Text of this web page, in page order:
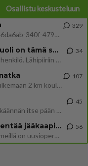
Osallistu keskusteluun
https://www.iltalehti.fi/viihdeuutiset/a/c46da6ab-340f-4790-aaa7-0865eed2336 Yrityksen konkurssihakemus on tullut kärä
329
Tiesitkö? Martina Aitolehden isäpuoli on tämä suosittu laulaja
Martina Aitolehti on seurattu julkisuuden henkilö. Lähipiiriin mahtuu muitakin tunnettuja henkilöitä. Tiesitkö, että Ma
34
Hesarissa päivitellään lapset joutuu nyt kulkemaan 2 km kouluun jösses. Ruostefillarilla tuo matka menee vaikka miten äk
107
Mutta mies vain tuijottaa, siinä vaiheessa käännän itse pään pois. Mikä juttu? Yleensä jos joku tuijottaa tai katsoo, hä
45
Uusioperheen aikuiset lapset tyhjentää jääkaapin käydessään
Miten selvittäisitte seuraavan ongelman, meillä on uusioperhe, minulla teini-ikäiset lapset ja puolisolla aikuiset, jotk
56